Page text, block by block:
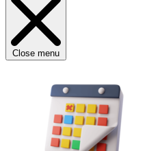
Close menu